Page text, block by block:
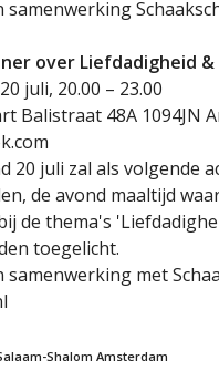
samenwerking
over Liefdadigheid &
juli, 20.00 – 23.00
Balistraat 48A 1094JN
20 juli zal als volgende
de avond maaltijd
de thema's
toegelicht.
samenwerking met
Shalom Amsterdam